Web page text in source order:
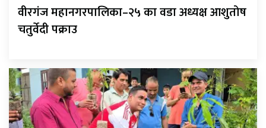
वीरगंज महानगरपालिका–२५ का वडा अध्यक्ष आशुतोष
चतुर्वेदी पक्राउ